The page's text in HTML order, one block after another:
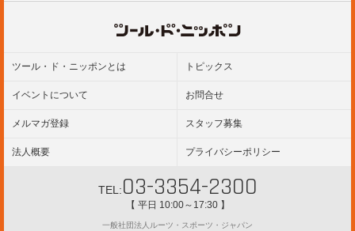
ツール・ド・ニッポンとは トピックス
イベントについて お問合せ
メルマガ登録 スタッフ募集
法人概要 プライバシーポリシー
TEL:03-3354-2300
【 平日 10:00～17:30 】
一般社団法人ルーツ・スポーツ・ジャパン